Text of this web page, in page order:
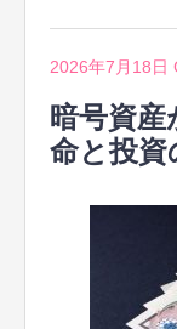
2026年7月18日
暗号資
命と投資